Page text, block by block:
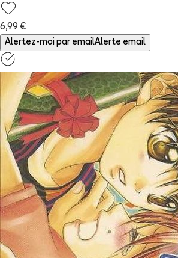
6,99 €
Alertez-moi par emailAlerte email